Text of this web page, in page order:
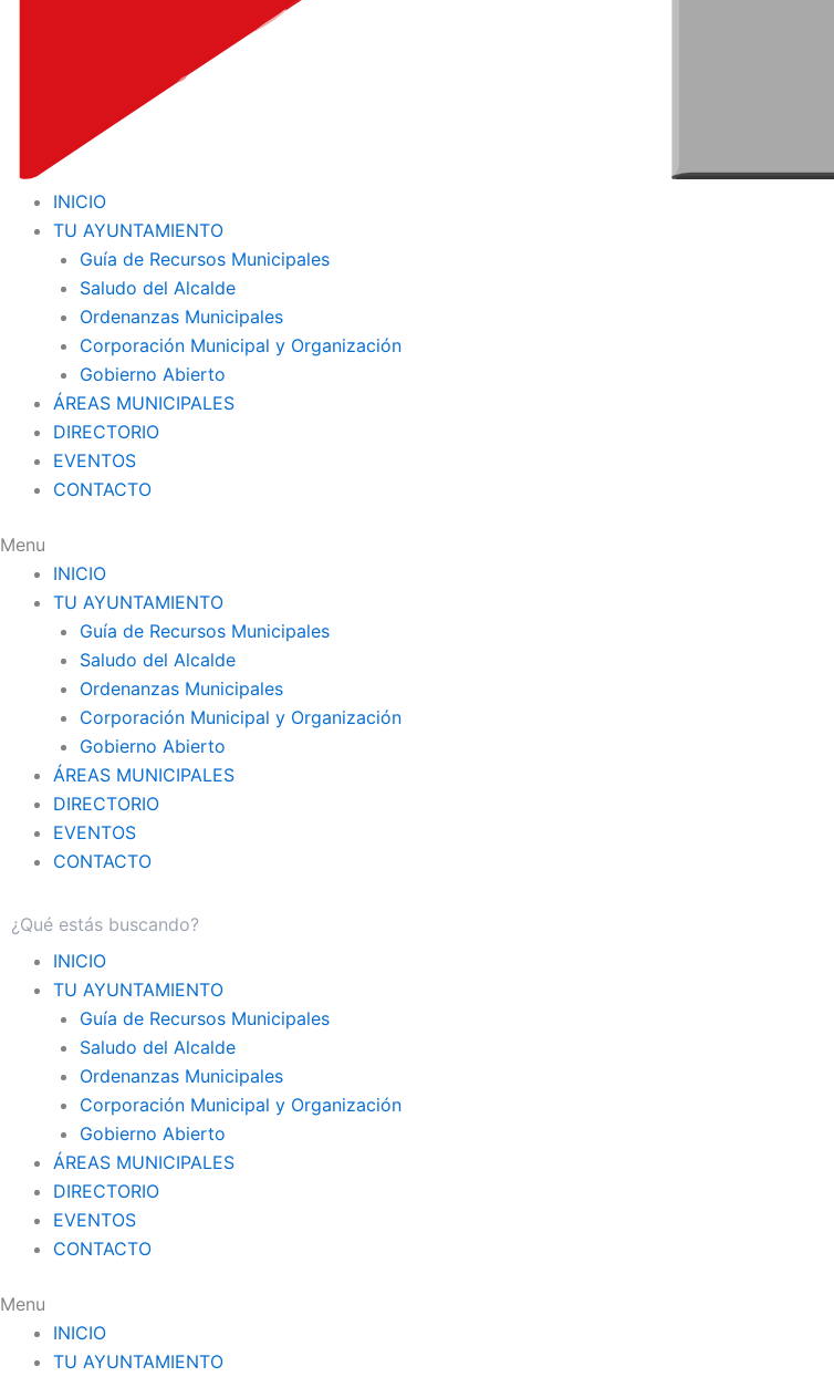
INICIO
TU AYUNTAMIENTO
Guía de Recursos Municipales
Saludo del Alcalde
Ordenanzas Municipales
Corporación Municipal y Organización
Gobierno Abierto
ÁREAS MUNICIPALES
DIRECTORIO
EVENTOS
CONTACTO
Menu
INICIO
TU AYUNTAMIENTO
Guía de Recursos Municipales
Saludo del Alcalde
Ordenanzas Municipales
Corporación Municipal y Organización
Gobierno Abierto
ÁREAS MUNICIPALES
DIRECTORIO
EVENTOS
CONTACTO
INICIO
TU AYUNTAMIENTO
Guía de Recursos Municipales
Saludo del Alcalde
Ordenanzas Municipales
Corporación Municipal y Organización
Gobierno Abierto
ÁREAS MUNICIPALES
DIRECTORIO
EVENTOS
CONTACTO
Menu
INICIO
TU AYUNTAMIENTO